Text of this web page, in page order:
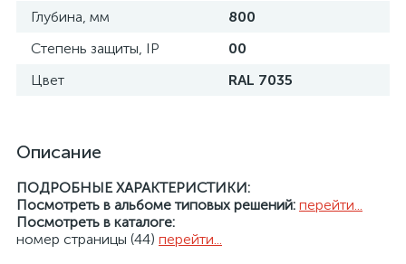
Глубина, мм
800
Степень защиты, IP
00
Цвет
RAL 7035
Описание
ПОДРОБНЫЕ ХАРАКТЕРИСТИКИ:
Посмотреть в альбоме типовых решений: перейти...
Посмотреть в каталоге:
номер страницы (44) перейти...